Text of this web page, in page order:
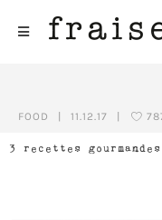
3 recettes
FOOD 11.12.17